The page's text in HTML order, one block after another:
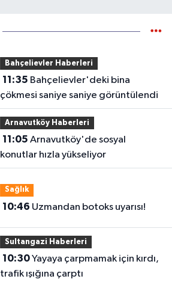
Bahçelievler Haberleri
11:35
çökmesi saniye saniye görüntülendi
Arnavutköy Haberleri
11:05
konutlar hızla yükseliyor
Sağlık
10:46 Uzmandan botoks uyarısı!
Sultangazi Haberleri
10:30Yayaya çarpmamak için kırdı,
trafik ışığına çarptı